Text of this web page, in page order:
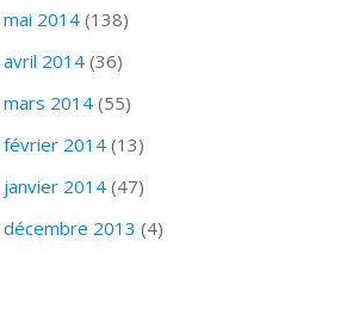
mai 2014(138)
avril 2014(36)
mars 2014(55)
février 2014(13)
janvier 2014(47)
décembre 2013 (4)